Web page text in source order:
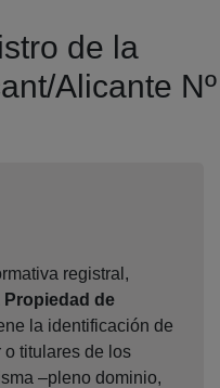
de la
Alicante Nº
registral,
Propiedad de
la identificación de
o titulares de los
–pleno dominio,